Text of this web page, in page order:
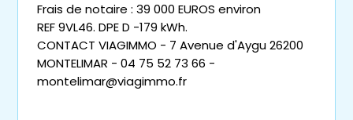
Frais de notaire : 39 000 EUROS environ
REF 9VL46. DPE D -179 kWh.
CONTACT VIAGIMMO - 7 Avenue d'Aygu 26200
MONTELIMAR - 04 75 52 73 66 -
montelimar@viagimmo.fr